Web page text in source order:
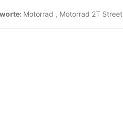
Motorrad , Motorrad 2T Street